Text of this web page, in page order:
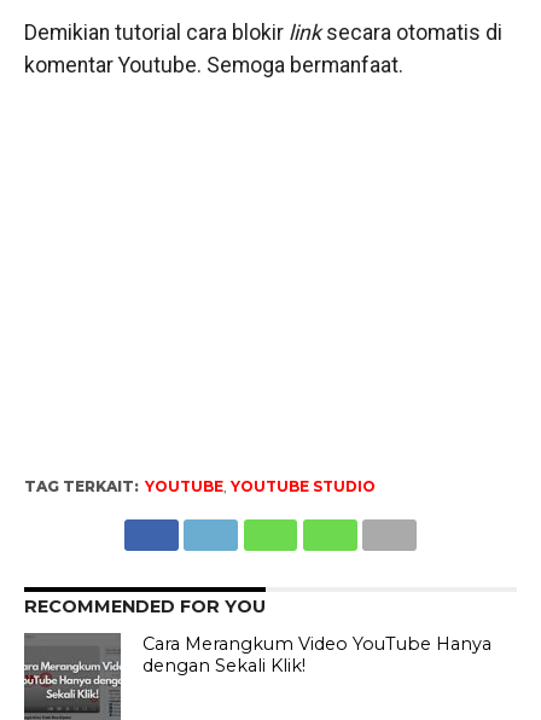
Demikian tutorial cara blokirlinksecara otomatis di
komentar Youtube. Semoga bermanfaat.
TAG TERKAIT: YOUTUBE, YOUTUBE STUDIO
RECOMMENDED FOR YOU
Cara Merangkum Video YouTube Hanya
dengan Sekali Klik!